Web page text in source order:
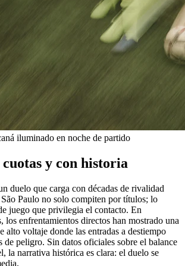
iluminado en noche de partido
y con historia
duelo que carga con décadas de rivalidad
Paulo no solo compiten por títulos; lo
juego que privilegia el contacto. En
los enfrentamientos directos han mostrado una
alto voltaje donde las entradas a destiempo
de peligro. Sin datos oficiales sobre el balance
la narrativa histórica es clara: el duelo se